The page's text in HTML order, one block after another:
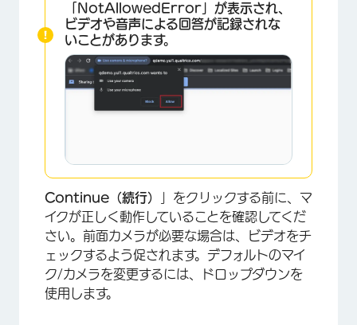
×
「NotAllowedError」が表示され、
ビデオや音声による回答が記録されな
いことがあります。
Continue（続行）
」をクリックする前に、マ
イクが正しく動作していることを確認してくだ
さい。前面カメラが必要な場合は、ビデオをチ
ェックするよう促されます。デフォルトのマイ
ク/カメラを変更するには、ドロップダウンを
使用します。